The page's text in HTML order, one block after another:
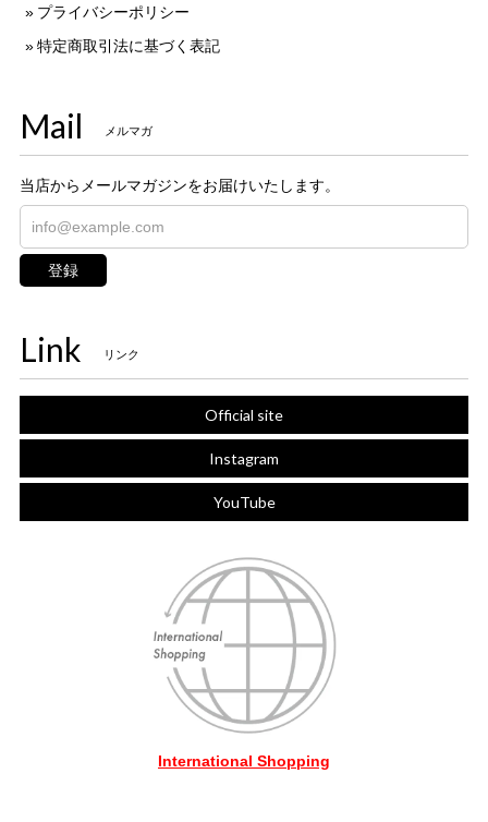
プライバシーポリシー
特定商取引法に基づく表記
Mail メルマガ
当店からメールマガジンをお届けいたします。
登録
Link リンク
Official site
Instagram
YouTube
International Shopping